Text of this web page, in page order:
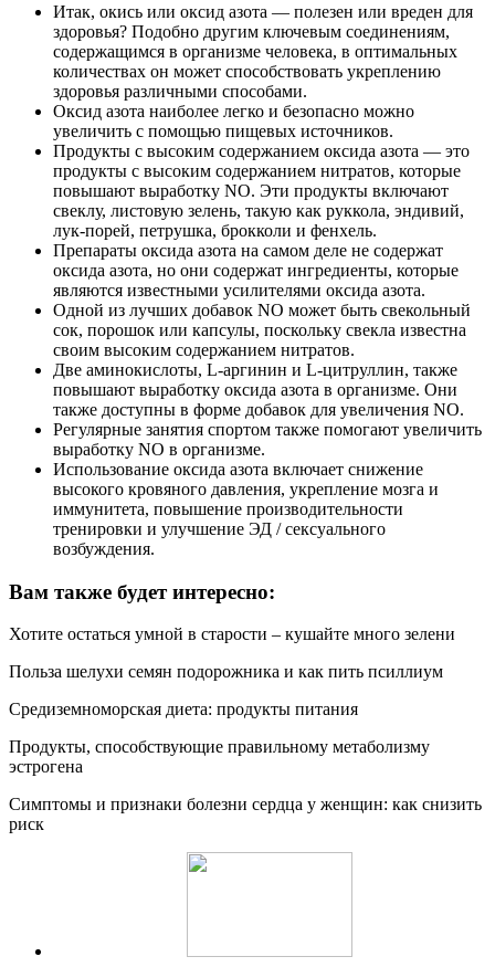
Итак, окись или оксид азота — полезен или вреден для
здоровья? Подобно другим ключевым соединениям,
содержащимся в организме человека, в оптимальных
количествах он может способствовать укреплению
здоровья различными способами.
Оксид азота наиболее легко и безопасно можно
увеличить с помощью пищевых источников.
Продукты с высоким содержанием оксида азота — это
продукты с высоким содержанием нитратов, которые
повышают выработку NO. Эти продукты включают
свеклу, листовую зелень, такую ​​как руккола, эндивий,
лук-порей, петрушка, брокколи и фенхель.
Препараты оксида азота на самом деле не содержат
оксида азота, но они содержат ингредиенты, которые
являются известными усилителями оксида азота.
Одной из лучших добавок NO может быть свекольный
сок, порошок или капсулы, поскольку свекла известна
своим высоким содержанием нитратов.
Две аминокислоты, L-аргинин и L-цитруллин, также
повышают выработку оксида азота в организме. Они
также доступны в форме добавок для увеличения NO.
Регулярные занятия спортом также помогают увеличить
выработку NO в организме.
Использование оксида азота включает снижение
высокого кровяного давления, укрепление мозга и
иммунитета, повышение производительности
тренировки и улучшение ЭД / сексуального
возбуждения.
Вам также будет интересно:
Хотите остаться умной в старости – кушайте много зелени
Польза шелухи семян подорожника и как пить псиллиум
Средиземноморская диета: продукты питания
Продукты, способствующие правильному метаболизму
эстрогена
Симптомы и признаки болезни сердца у женщин: как снизить
риск